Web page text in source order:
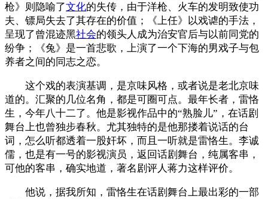
枪》则隐喻了文化的失传，由于洋枪、火车的发明致使功
夫、镖局失去了其存在的价值；《上任》以戏谑的手法，
呈现了曾混迹黑社会的领头人成为治安官后与以前同党的
纷争；《兔》是一首悲歌，上演了一个下海的男戏子与包
养者之间的同志之恋。
这个戏的表演基调，是京味风格，或者说是老北京味
道的。汇聚的几位名角，都是可圈可点。最年长者，雷恪
生，今年八十二了。他是影视作品中的“熟脸儿”，在话剧
舞台上也曾独步春秋。尤其独特的是他那搂着说话的台
词，怎么听都透着一股奸坏，而且一听就是雷恪生。李诚
儒，也是有一号的影视演员，返回话剧舞台，纯属客串，
可他的客串，确实地道，著名剧评人蒋力这样评价。
他说，据我所知，雷恪生在话剧舞台上最出彩的一部